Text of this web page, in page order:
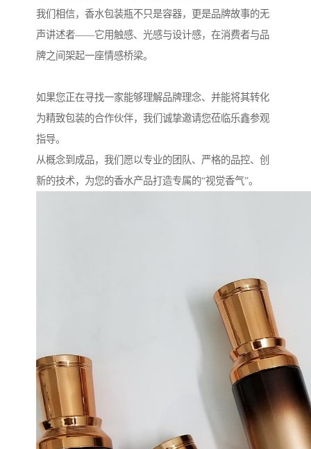
我们相信，香水包装瓶不只是容器，更是品牌故事的无
声讲述者——它用触感、光感与设计感，在消费者与品
牌之间架起一座情感桥梁。
如果您正在寻找一家能够理解品牌理念、并能将其转化
为精致包装的合作伙伴，我们诚挚邀请您莅临乐鑫参观
指导。
从概念到成品，我们愿以专业的团队、严格的品控、创
新的技术，为您的香水产品打造专属的“视觉香气”。